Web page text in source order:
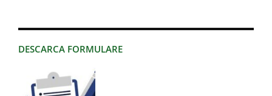
DESCARCA FORMULARE